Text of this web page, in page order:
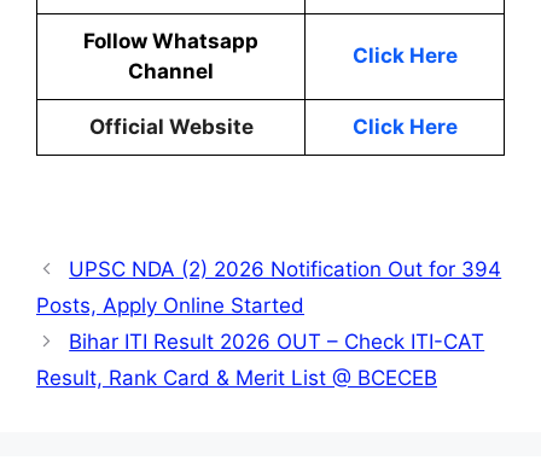
Follow Whatsapp
Channel
Click Here
Official Website Click Here
UPSC NDA (2) 2026 Notification Out for 394
Posts, Apply Online Started
Bihar ITI Result 2026 OUT – Check ITI-CAT
Result, Rank Card & Merit List @ BCECEB